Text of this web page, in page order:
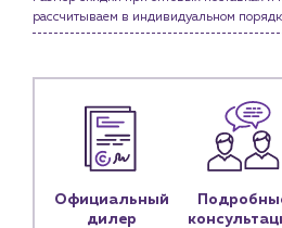
Новости
Личный кабинет
Контакты
Наши партнёры
рассчитываем в индивидуальном
Официальный
дилер